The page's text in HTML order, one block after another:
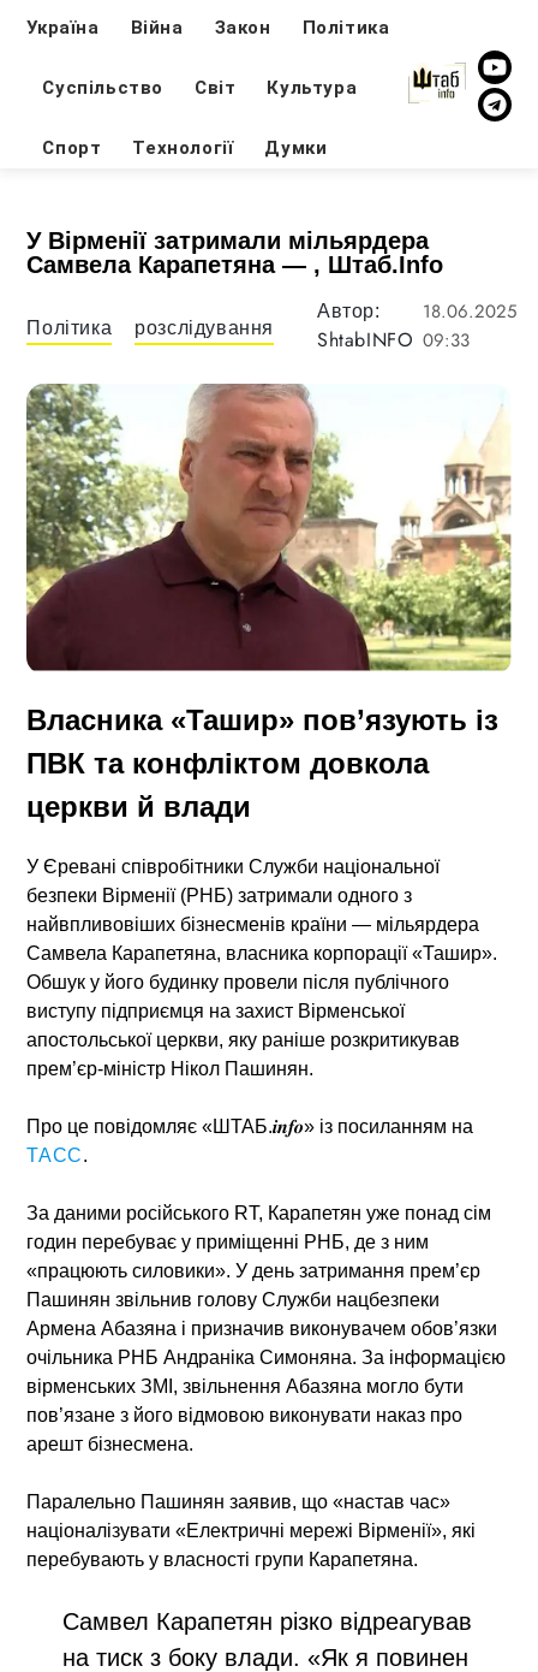
Україна Війна Закон Політика
Суспільство Світ Культура
Спорт Технології Думки
У Вірменії затримали мільярдера
Самвела Карапетяна — , Штаб.Info
Політика розслідування
Автор:
ShtabINFO
18.06.2025
09:33
Власника «Ташир» пов’язують із
ПВК та конфліктом довкола
церкви й влади
У Єревані співробітники Служби національної
безпеки Вірменії (РНБ) затримали одного з
найвпливовіших бізнесменів країни — мільярдера
Самвела Карапетяна, власника корпорації «Ташир».
Обшук у його будинку провели після публічного
виступу підприємця на захист Вірменської
апостольської церкви, яку раніше розкритикував
прем’єр-міністр Нікол Пашинян.
Про це повідомляє «ШТАБ.𝒊𝒏𝒇𝒐» із посиланням на
ТАСС.
За даними російського RT, Карапетян уже понад сім
годин перебуває у приміщенні РНБ, де з ним
«працюють силовики». У день затримання прем’єр
Пашинян звільнив голову Служби нацбезпеки
Армена Абазяна і призначив виконувачем обов’язки
очільника РНБ Андраніка Симоняна. За інформацією
вірменських ЗМІ, звільнення Абазяна могло бути
пов’язане з його відмовою виконувати наказ про
арешт бізнесмена.
Паралельно Пашинян заявив, що «настав час»
націоналізувати «Електричні мережі Вірменії», які
перебувають у власності групи Карапетяна.
Самвел Карапетян різко відреагував
на тиск з боку влади. «Як я повинен